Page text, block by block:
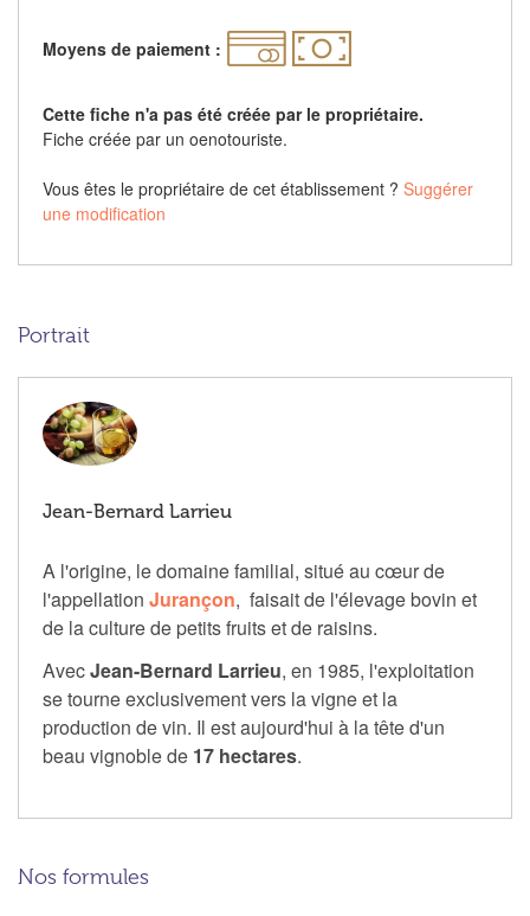
Moyens de paiement :
Cette fiche n'a pas été créée par le propriétaire.
Fiche créée par un oenotouriste.
Vous êtes le propriétaire de cet établissement ? Suggérer
une modification
Portrait
Jean-Bernard Larrieu
A l'origine, le domaine familial, situé au cœur de
l'appellation Jurançon, faisait de l'élevage bovin et
de la culture de petits fruits et de raisins.
AvecJean-Bernard Larrieu, en 1985, l'exploitation
se tourne exclusivement vers la vigne et la
production de vin. Il est aujourd'hui à la tête d'un
beau vignoble de 17 hectares.
Nos formules